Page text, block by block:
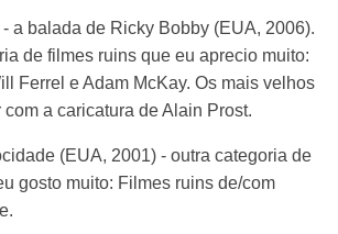
a balada de Ricky Bobby (EUA, 2006).
de filmes ruins que eu aprecio muito:
Ferrel e Adam McKay. Os mais velhos
a caricatura de Alain Prost.
(EUA, 2001) - outra categoria de
gosto muito: Filmes ruins de/com